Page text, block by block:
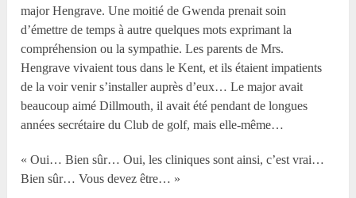
major Hengrave. Une moitié de Gwenda prenait soin
d’émettre de temps à autre quelques mots exprimant la
compréhension ou la sympathie. Les parents de Mrs.
Hengrave vivaient tous dans le Kent, et ils étaient impatients
de la voir venir s’installer auprès d’eux… Le major avait
beaucoup aimé Dillmouth, il avait été pendant de longues
années secrétaire du Club de golf, mais elle-même…
« Oui… Bien sûr… Oui, les cliniques sont ainsi, c’est vrai…
Bien sûr… Vous devez être… »